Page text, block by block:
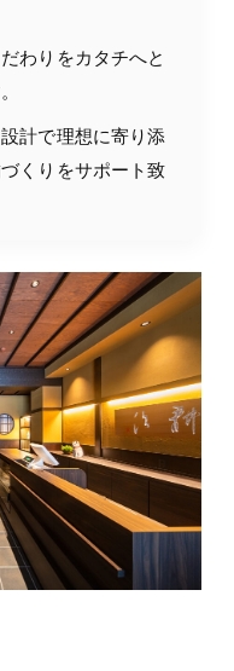
わりをカタチへと
計で理想に寄り添
くりをサポート致